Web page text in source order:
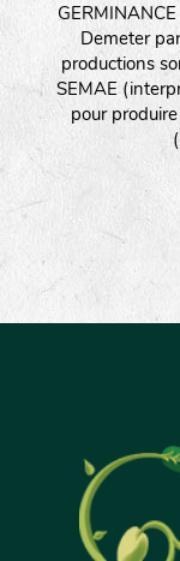
Demeter
productions
SEMAE
pour